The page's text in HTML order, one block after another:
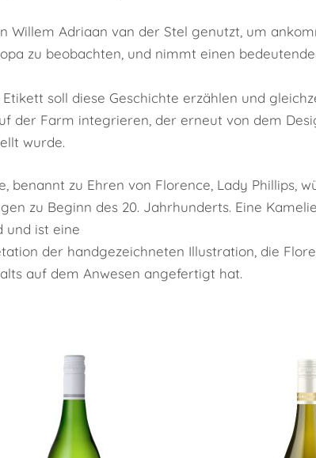
Willem Adriaan van der Stel genutzt, um
zu beobachten, und nimmt einen
Etikett soll diese Geschichte erzählen und
der Farm integrieren, der erneut von dem
wurde.
benannt zu Ehren von Florence, Lady Phillips,
zu Beginn des 20. Jahrhunderts. Eine
und ist eine
der handgezeichneten Illustration, die
auf dem Anwesen angefertigt hat.